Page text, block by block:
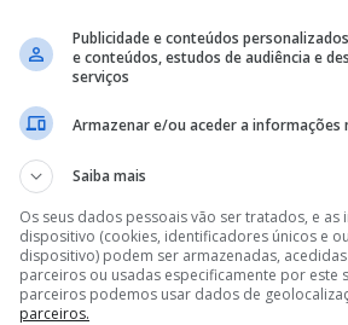
de suplentes, encontravam-se Alice
Sofia Silva.
MÉDIO DO BENFICA PARA GUIMARÃES
MARCO SILVA E PRETENDE LEVAR ALVO DO
BENFICA E OBRIGA MARCO SILVA A
Publicidade e conteúdos
e conteúdos, estudos de audiência e
serviços
Armazenar e/ou aceder a informações
Saiba mais
Os seus dados pessoais vão ser tratados, e as
dispositivo (cookies, identificadores únicos e
dispositivo) podem ser armazenadas,
parceiros ou usadas especificamente por este
parceiros podemos usar dados de
parceiros.